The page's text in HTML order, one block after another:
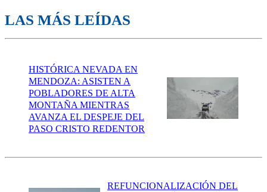
LAS MÁS LEÍDAS
HISTÓRICA NEVADA EN
MENDOZA: ASISTEN A
POBLADORES DE ALTA
MONTAÑA MIENTRAS
AVANZA EL DESPEJE DEL
PASO CRISTO REDENTOR
REFUNCIONALIZACIÓN DEL